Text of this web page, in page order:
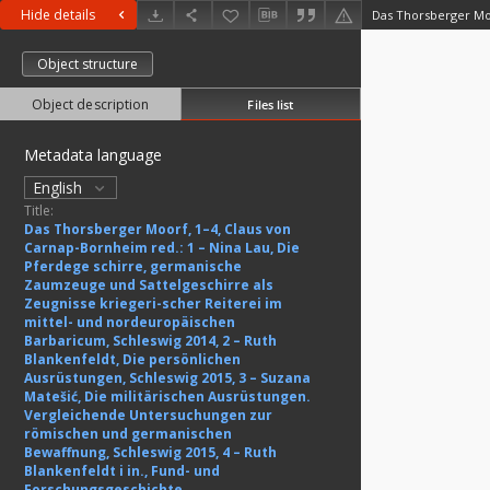
Hide details
Object structure
Object description Files list
Metadata language
English
Title:
Das Thorsberger Moorf, 1–4, Claus von
Carnap-Bornheim red.: 1 – Nina Lau, Die
Pferdege schirre, germanische
Zaumzeuge und Sattelgeschirre als
Zeugnisse kriegeri-scher Reiterei im
mittel- und nordeuropäischen
Barbaricum, Schleswig 2014, 2 – Ruth
Blankenfeldt, Die persönlichen
Ausrüstungen, Schleswig 2015, 3 – Suzana
Matešić, Die militärischen Ausrüstungen.
Vergleichende Untersuchungen zur
römischen und germanischen
Bewaffnung, Schleswig 2015, 4 – Ruth
Blankenfeldt i in., Fund- und